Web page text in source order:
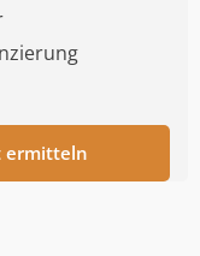
ermitteln